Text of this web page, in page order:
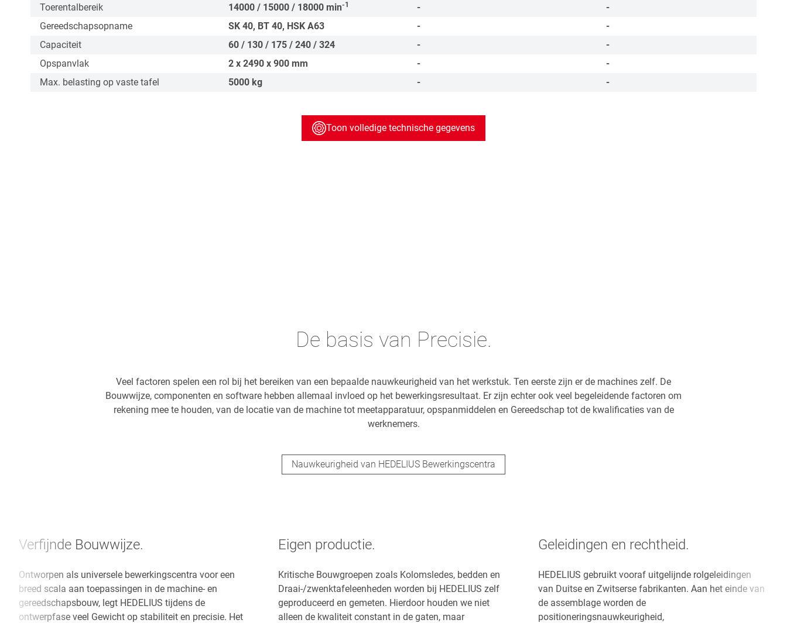
Toerentalbereik
14000 / 15000 / 18000 min-1 -
-
Gereedschapsopname
SK 40, BT 40, HSK A63 -
-
Capaciteit
60 / 130 / 175 / 240 / 324 -
-
Opspanvlak
2 x 2490 x 900 mm -
-
Max. belasting op vaste tafel
5000 kg - -
Toon volledige technische gegevens
De basis van Precisie.
Veel factoren spelen een rol bij het bereiken van een bepaalde nauwkeurigheid van het werkstuk. Ten eerste zijn er de machines zelf. De
Bouwwijze, componenten en software hebben allemaal invloed op het bewerkingsresultaat. Er zijn echter ook veel begeleidende factoren om
rekening mee te houden, van de locatie van de machine tot meetapparatuur, opspanmiddelen en Gereedschap tot de kwalificaties van de
werknemers.
Nauwkeurigheid van HEDELIUS Bewerkingscentra
Verfijnde Bouwwijze.
Ontworpen als universele bewerkingscentra voor een
breed scala aan toepassingen in de machine- en
gereedschapsbouw, legt HEDELIUS tijdens de
ontwerpfase veel Gewicht op stabiliteit en precisie. Het
Eigen productie.
Kritische Bouwgroepen zoals Kolomsledes, bedden en
Draai-/zwenktafeleenheden worden bij HEDELIUS zelf
geproduceerd en gemeten. Hierdoor houden we niet
alleen de kwaliteit constant in de gaten, maar
Geleidingen en rechtheid.
HEDELIUS gebruikt vooraf uitgelijnde rolgeleidingen
van Duitse en Zwitserse fabrikanten. Aan het einde van
de assemblage worden de
positioneringsnauwkeurigheid,